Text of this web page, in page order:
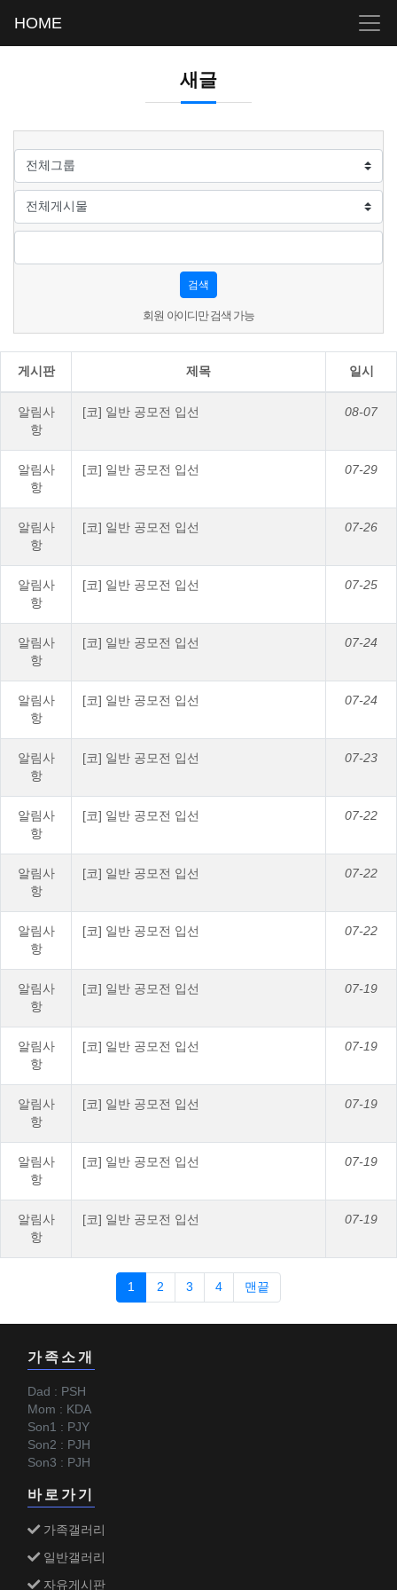
HOME
새글
검색
회원 아이디만 검색 가능
게시판 제목 일시
알림사
항
[코] 일반 공모전 입선 08-07
알림사
항
[코] 일반 공모전 입선 07-29
알림사
항
[코] 일반 공모전 입선 07-26
알림사
항
[코] 일반 공모전 입선 07-25
알림사
항
[코] 일반 공모전 입선 07-24
알림사
항
[코] 일반 공모전 입선 07-24
알림사
항
[코] 일반 공모전 입선 07-23
알림사
항
[코] 일반 공모전 입선 07-22
알림사
항
[코] 일반 공모전 입선 07-22
알림사
항
[코] 일반 공모전 입선 07-22
알림사
항
[코] 일반 공모전 입선 07-19
알림사
항
[코] 일반 공모전 입선 07-19
알림사
항
[코] 일반 공모전 입선 07-19
알림사
항
[코] 일반 공모전 입선 07-19
알림사
항
[코] 일반 공모전 입선 07-19
1 2 3 4 맨끝
가족소개
Dad : PSH
Mom : KDA
Son1 : PJY
Son2 : PJH
Son3 : PJH
바로가기
가족갤러리
일반갤러리
자유게시판